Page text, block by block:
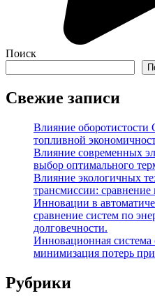
Поиск
Свежие записи
Влияние оборотистости
топливной
Влияние современных
выбор оптимального
Влияние экологичных
трансмиссии:
Инновации в
сравнение систем по
долговечности.
Инновационная система
минимизация потерь
Рубрики